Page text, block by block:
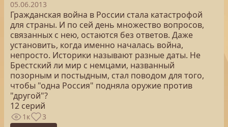
05.06.2013
Гражданская война в России стала катастрофой
для страны. И по сей день множество вопросов,
связанных с нею, остаются без ответов. Даже
установить, когда именно началась война,
непросто. Историки называют разные даты. Не
Брестский ли мир с немцами, названный
позорным и постыдным, стал поводом для того,
чтобы "одна Россия" подняла оружие против
"другой"?
12 серий
1к 3